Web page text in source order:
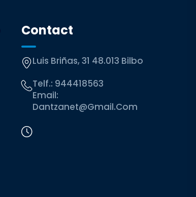
Contact
Luis Briñas, 31 48.013 Bilbo
Telf.: 944418563
Email:
Dantzanet@gmail.com